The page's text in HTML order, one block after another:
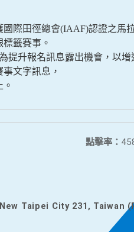
國際田徑總會(IAAF)認證之馬
籤賽事。
提升報名訊息露出機會，以增
文字訊息，
點擊率：
Taipei City 231, Taiwan